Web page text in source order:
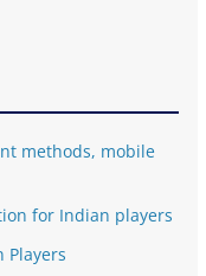
methods, mobile
for Indian players
Players